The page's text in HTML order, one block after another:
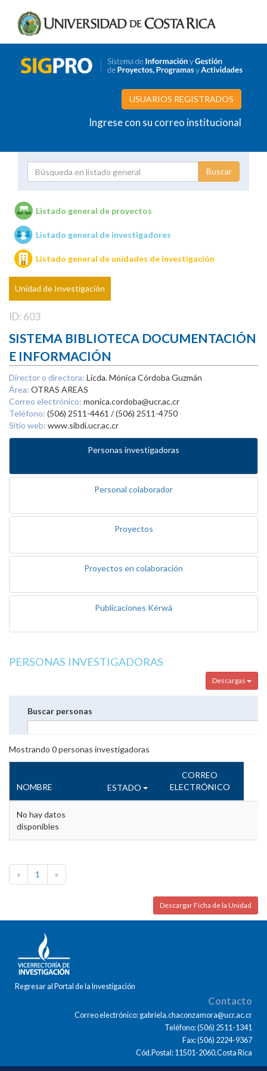
USUARIOS REGISTRADOS
Ingrese con su correo institucional
Unidades de investigación
Listado general de proyectos
Listado general de investigadores
Listado general de unidades de investigación
Unidad de Investigación
ID: 603
SISTEMA BIBLIOTECA DOCUMENTACIÓN
E INFORMACIÓN
Director o directora: Licda. Mónica Córdoba Guzmán
Área: OTRAS AREAS
Correo electrónico: monica.cordoba@ucr.ac.cr
Teléfono: (506) 2511-4461 / (506) 2511-4750
Sitio web: www.sibdi.ucr.ac.cr
Personas investigadoras
Personal colaborador
Proyectos
Proyectos en colaboración
Publicaciones Kérwá
PERSONAS INVESTIGADORAS
Descargas
Buscar personas
Mostrando 0personas investigadoras
NOMBRE ESTADO
CORREO
ELECTRÓNICO
No hay datos
disponibles
« 1 »
Descargar Ficha de la Unidad
Regresar al Portal de la Investigación
Contacto
Correo electrónico: gabriela.chaconzamora@ucr.ac.cr
Teléfono: (506) 2511-1341
Fax: (506) 2224-9367
Cód.Postal: 11501-2060,Costa Rica